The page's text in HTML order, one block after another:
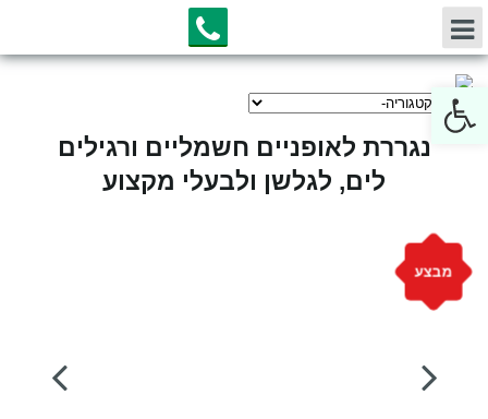
מבצע
נגררת לאופניים חשמליים ורגילים
לים, לגלשן ולבעלי מקצוע
Open toolbar